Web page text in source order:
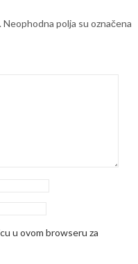
Neophodna polja su označena
u ovom browseru za